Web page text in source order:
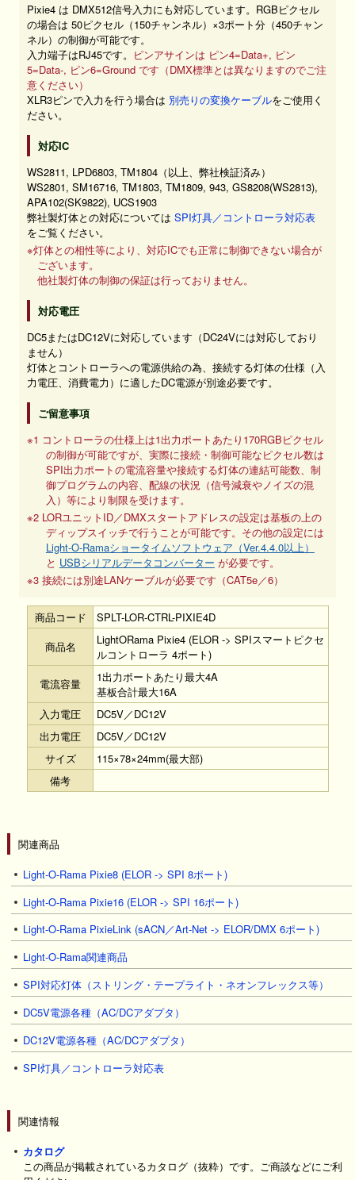
Pixie4 は DMX512信号入力にも対応しています。RGBピクセル
の場合は 50ピクセル（150チャンネル）×3ポート分（450チャン
ネル）の制御が可能です。
入力端子はRJ45です。 ピンアサインは ピン4=Data+, ピン
5=Data-, ピン6=Ground です（DMX標準とは異なりますのでご注
意ください）
XLR3ピンで入力を行う場合は 別売りの変換ケーブルをご使用く
ださい。
対応IC
WS2811, LPD6803, TM1804（以上、弊社検証済み）
WS2801, SM16716, TM1803, TM1809, 943, GS8208(WS2813),
APA102(SK9822), UCS1903
弊社製灯体との対応についてはSPI灯具／コントローラ対応表
をご覧ください。
※灯体との相性等により、対応ICでも正常に制御できない場合が
ございます。
他社製灯体の制御の保証は行っておりません。
対応電圧
DC5またはDC12Vに対応しています（DC24Vには対応しており
ません）
灯体とコントローラへの電源供給の為、接続する灯体の仕様（入
力電圧、消費電力）に適したDC電源が別途必要です。
ご留意事項
※1 コントローラの仕様上は1出力ポートあたり170RGBピクセル
の制御が可能ですが、実際に接続・制御可能なピクセル数は
SPI出力ポートの電流容量や接続する灯体の連結可能数、制
御プログラムの内容、配線の状況（信号減衰やノイズの混
入）等により制限を受けます。
※2 LORユニットID／DMXスタートアドレスの設定は基板の上の
ディップスイッチで行うことが可能です。その他の設定には
Light-O-Ramaショータイムソフトウェア（Ver.4.4.0以上）
と USBシリアルデータコンバーター が必要です。
※3 接続には別途LANケーブルが必要です（CAT5e／6）
商品コード
SPLT-LOR-CTRL-PIXIE4D
商品名
LightORama Pixie4 (ELOR -> SPIスマートピクセ
ルコントローラ 4ポート)
電流容量
1出力ポートあたり最大4A
基板合計最大16A
入力電圧
DC5V／DC12V
出力電圧
DC5V／DC12V
サイズ
115×78×24mm(最大部)
備考
関連商品
Light-O-Rama Pixie8 (ELOR -> SPI 8ポート)
Light-O-Rama Pixie16 (ELOR -> SPI 16ポート)
Light-O-Rama PixieLink (sACN／Art-Net -> ELOR/DMX 6ポート)
Light-O-Rama関連商品
SPI対応灯体（ストリング・テープライト・ネオンフレックス等）
DC5V電源各種（AC/DCアダプタ）
DC12V電源各種（AC/DCアダプタ）
SPI灯具／コントローラ対応表
関連情報
カタログ
この商品が掲載されているカタログ（抜粋）です。ご商談などにご利